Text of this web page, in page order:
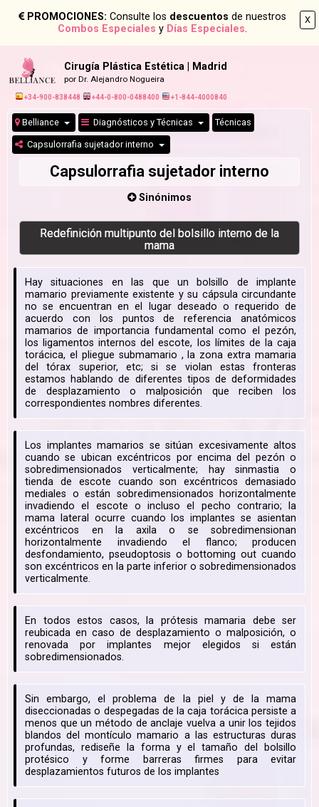
X
PROMOCIONES: Consulte los descuentos de nuestros
Combos Especiales y Días Especiales.
Cirugía Plástica Estética | Madrid
por Dr. Alejandro Nogueira
+34-900-838448 +44-0-800-0488400 +1-844-4000840
Belliance Diagnósticos y Técnicas Técnicas
Capsulorrafia sujetador interno
Capsulorrafia sujetador interno
Sinónimos
Redefinición multipunto del bolsillo interno de la
mama
Hay situaciones en las que un bolsillo de implante
mamario previamente existente y su cápsula circundante
no se encuentran en el lugar deseado o requerido de
acuerdo con los puntos de referencia anatómicos
mamarios de importancia fundamental como el pezón,
los ligamentos internos del escote, los límites de la caja
torácica, el pliegue submamario , la zona extra mamaria
del tórax superior, etc; si se violan estas fronteras
estamos hablando de diferentes tipos de deformidades
de desplazamiento o malposición que reciben los
correspondientes nombres diferentes.
Los implantes mamarios se sitúan excesivamente altos
cuando se ubican excéntricos por encima del pezón o
sobredimensionados verticalmente; hay sinmastia o
tienda de escote cuando son excéntricos demasiado
mediales o están sobredimensionados horizontalmente
invadiendo el escote o incluso el pecho contrario; la
mama lateral ocurre cuando los implantes se asientan
excéntricos en la axila o se sobredimensionan
horizontalmente invadiendo el flanco; producen
desfondamiento, pseudoptosis o bottoming out cuando
son excéntricos en la parte inferior o sobredimensionados
verticalmente.
En todos estos casos, la prótesis mamaria debe ser
reubicada en caso de desplazamiento o malposición, o
renovada por implantes mejor elegidos si están
sobredimensionados.
Sin embargo, el problema de la piel y de la mama
diseccionadas o despegadas de la caja torácica persiste a
menos que un método de anclaje vuelva a unir los tejidos
blandos del montículo mamario a las estructuras duras
profundas, rediseñe la forma y el tamaño del bolsillo
protésico y forme barreras firmes para evitar
desplazamientos futuros de los implantes